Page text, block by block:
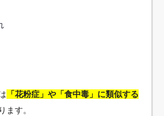
「花粉症」や「食中毒」に類似する
ます。